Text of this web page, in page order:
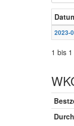
2023-
1 bis